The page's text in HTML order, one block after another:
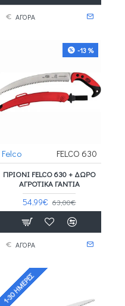
ΑΓΟΡΑ
-13 %
Felco FELCO 630
ΠΡΙΌΝΙ FELCO 630 + ΔΩΡΟ
ΑΓΡΟΤΙΚΑ ΓΑΝΤΙΑ
54,99€ 63,00€
ΑΓΟΡΑ
1-30 ΗΜΈΡΕΣ